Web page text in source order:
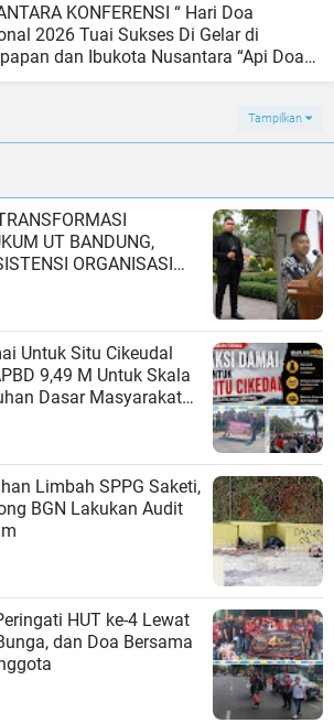
KONFERENSI “ Hari Doa
Di Gelar di
dan Ibukota Nusantara “Api Doa
Tampilkan
UT BANDUNG,
ORGANISASI
UNIVERSITAS
Untuk Situ Cikeudal
9,49 M Untuk Skala
Dasar Masyarakat
Kawasa
Limbah SPPG Saketi,
BGN Lakukan Audit
HUT ke-4 Lewat
dan Doa Bersama